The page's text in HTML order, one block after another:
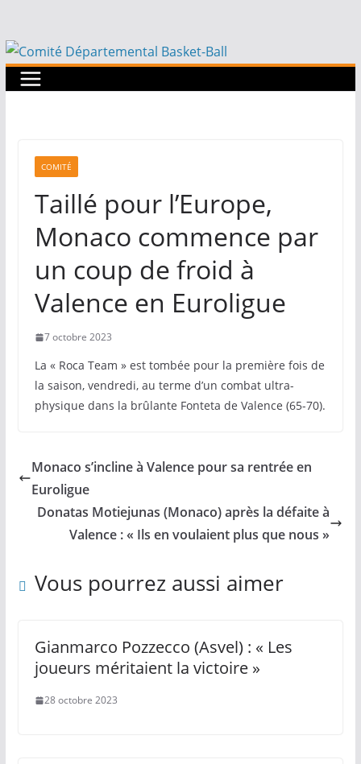
au
contenu
COMITÉ
Taillé pour l’Europe,
Monaco commence par
un coup de froid à
Valence en Euroligue
7 octobre 2023
La « Roca Team » est tombée pour la première fois de
la saison, vendredi, au terme d’un combat ultra-
physique dans la brûlante Fonteta de Valence (65-70).
Monaco s’incline à Valence pour sa rentrée en
Euroligue
Donatas Motiejunas (Monaco) après la défaite à
Valence : « Ils en voulaient plus que nous »
Vous pourrez aussi aimer
Gianmarco Pozzecco (Asvel) : « Les
joueurs méritaient la victoire »
28 octobre 2023